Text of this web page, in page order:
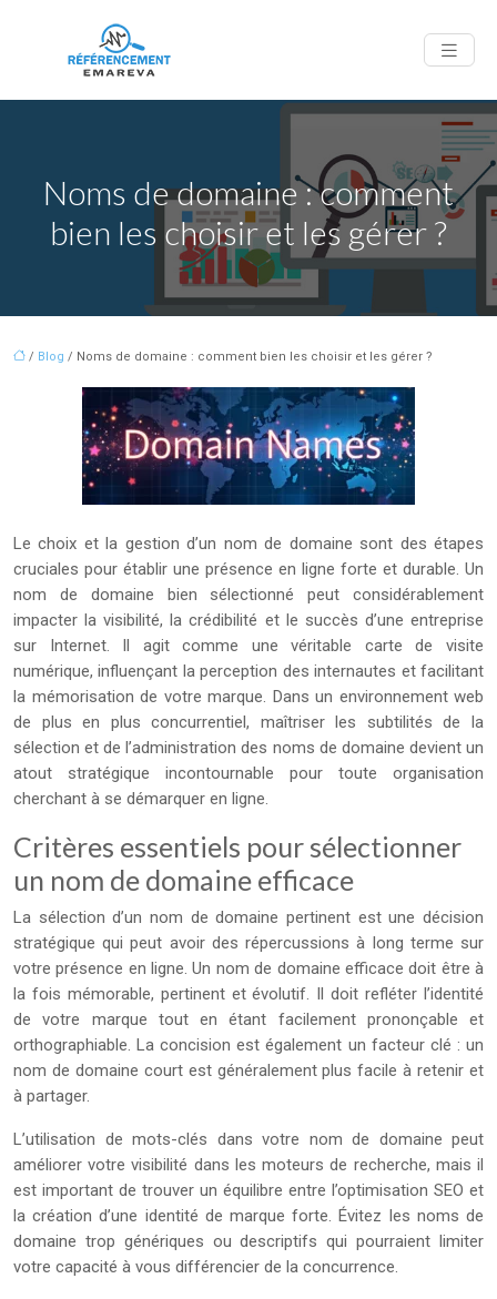
Noms de domaine : comment
bien les choisir et les gérer ?
/ Blog / Noms de domaine : comment bien les choisir et les gérer ?
Le choix et la gestion d’un nom de domaine sont des étapes
cruciales pour établir une présence en ligne forte et durable. Un
nom de domaine bien sélectionné peut considérablement
impacter la visibilité, la crédibilité et le succès d’une entreprise
sur Internet. Il agit comme une véritable carte de visite
numérique, influençant la perception des internautes et facilitant
la mémorisation de votre marque. Dans un environnement web
de plus en plus concurrentiel, maîtriser les subtilités de la
sélection et de l’administration des noms de domaine devient un
atout stratégique incontournable pour toute organisation
cherchant à se démarquer en ligne.
Critères essentiels pour sélectionner
un nom de domaine efficace
La sélection d’un nom de domaine pertinent est une décision
stratégique qui peut avoir des répercussions à long terme sur
votre présence en ligne. Un nom de domaine efficace doit être à
la fois mémorable, pertinent et évolutif. Il doit refléter l’identité
de votre marque tout en étant facilement prononçable et
orthographiable. La concision est également un facteur clé : un
nom de domaine court est généralement plus facile à retenir et
à partager.
L’utilisation de mots-clés dans votre nom de domaine peut
améliorer votre visibilité dans les moteurs de recherche, mais il
est important de trouver un équilibre entre l’optimisation SEO et
la création d’une identité de marque forte. Évitez les noms de
domaine trop génériques ou descriptifs qui pourraient limiter
votre capacité à vous différencier de la concurrence.